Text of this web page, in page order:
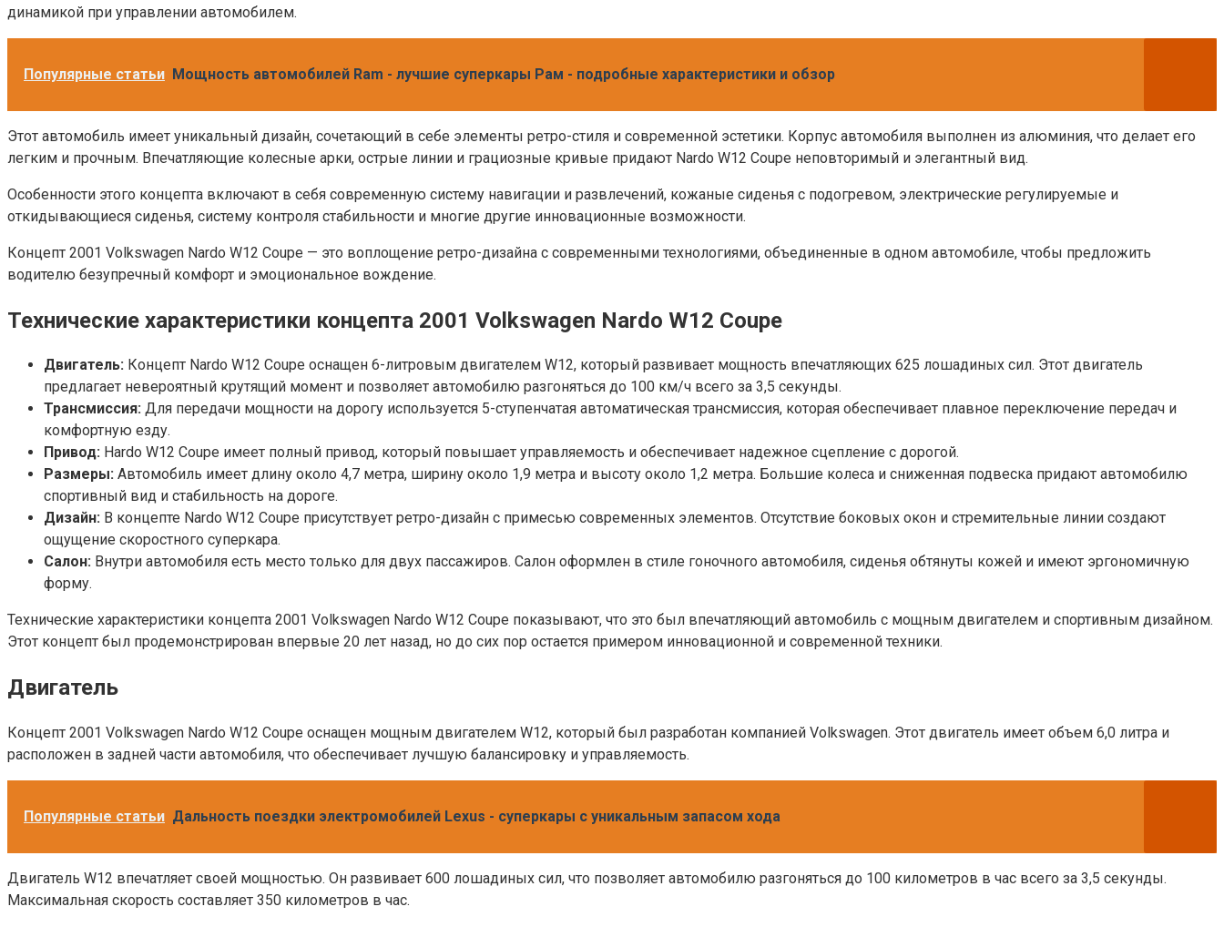
динамикой при управлении автомобилем.
Популярные статьи Мощность автомобилей Ram - лучшие суперкары Рам - подробные характеристики и обзор
Этот автомобиль имеет уникальный дизайн, сочетающий в себе элементы ретро-стиля и современной эстетики. Корпус автомобиля выполнен из алюминия, что делает его
легким и прочным. Впечатляющие колесные арки, острые линии и грациозные кривые придают Nardo W12 Coupe неповторимый и элегантный вид.
Особенности этого концепта включают в себя современную систему навигации и развлечений, кожаные сиденья с подогревом, электрические регулируемые и
откидывающиеся сиденья, систему контроля стабильности и многие другие инновационные возможности.
Концепт 2001 Volkswagen Nardo W12 Coupe — это воплощение ретро-дизайна с современными технологиями, объединенные в одном автомобиле, чтобы предложить
водителю безупречный комфорт и эмоциональное вождение.
Технические характеристики концепта 2001 Volkswagen Nardo W12 Coupe
Двигатель: Концепт Nardo W12 Coupe оснащен 6-литровым двигателем W12, который развивает мощность впечатляющих 625 лошадиных сил. Этот двигатель
предлагает невероятный крутящий момент и позволяет автомобилю разгоняться до 100 км/ч всего за 3,5 секунды.
Трансмиссия: Для передачи мощности на дорогу используется 5-ступенчатая автоматическая трансмиссия, которая обеспечивает плавное переключение передач и
комфортную езду.
Привод: Нardo W12 Coupe имеет полный привод, который повышает управляемость и обеспечивает надежное сцепление с дорогой.
Размеры: Автомобиль имеет длину около 4,7 метра, ширину около 1,9 метра и высоту около 1,2 метра. Большие колеса и сниженная подвеска придают автомобилю
спортивный вид и стабильность на дороге.
Дизайн: В концепте Nardo W12 Coupe присутствует ретро-дизайн с примесью современных элементов. Отсутствие боковых окон и стремительные линии создают
ощущение скоростного суперкара.
Салон: Внутри автомобиля есть место только для двух пассажиров. Салон оформлен в стиле гоночного автомобиля, сиденья обтянуты кожей и имеют эргономичную
форму.
Технические характеристики концепта 2001 Volkswagen Nardo W12 Coupe показывают, что это был впечатляющий автомобиль с мощным двигателем и спортивным дизайном.
Этот концепт был продемонстрирован впервые 20 лет назад, но до сих пор остается примером инновационной и современной техники.
Двигатель
Концепт 2001 Volkswagen Nardo W12 Coupe оснащен мощным двигателем W12, который был разработан компанией Volkswagen. Этот двигатель имеет объем 6,0 литра и
расположен в задней части автомобиля, что обеспечивает лучшую балансировку и управляемость.
Популярные статьи Дальность поездки электромобилей Lexus - суперкары с уникальным запасом хода
Двигатель W12 впечатляет своей мощностью. Он развивает 600 лошадиных сил, что позволяет автомобилю разгоняться до 100 километров в час всего за 3,5 секунды.
Максимальная скорость составляет 350 километров в час.